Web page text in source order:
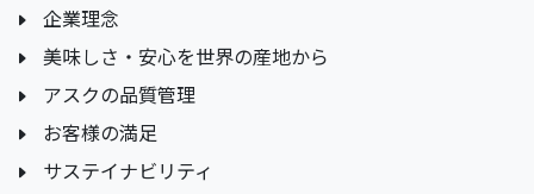
企業理念
美味しさ・安心を世界の産地から
アスクの品質管理
お客様の満足
サステイナビリティ